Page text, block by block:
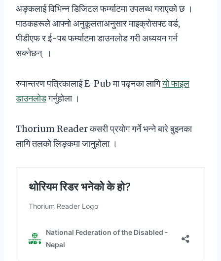
अङ्कलाई विभिन्न डिजिटल फर्म्याटमा उपलब्ध गराएको छ ।
पाठकहरूले आफ्नो अनुकूलताअनुसार माइक्रोसफ्ट वर्ड,
पीडीएफ र ई-पब फर्म्याटमा डाउनलोड गरी अध्ययन गर्न
सक्नेछन् ।
रुपान्तरण पत्रिकालाई E-Pub मा पढ्नका लागियो फाइल
डाउनलोडगर्नुहोला ।
Thorium Reader कसरी प्रयोग गर्ने भन्ने बारे बुझ्नका
लागि तलको लिङ्कमा जानुहोला ।